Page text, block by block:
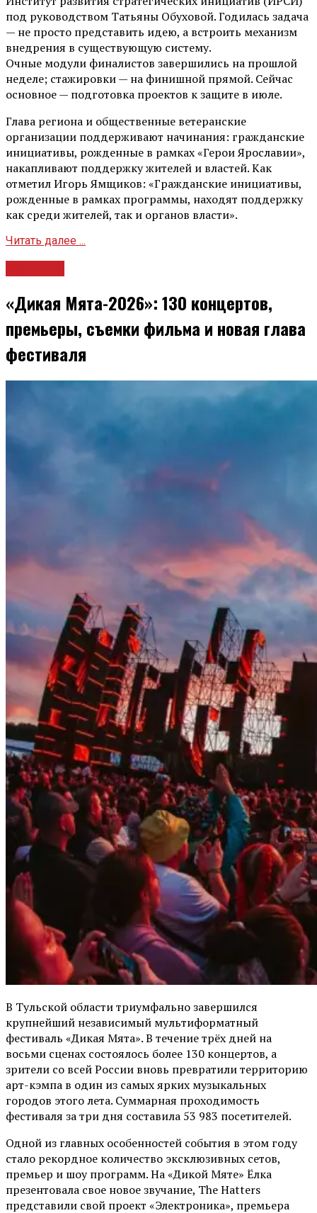
под руководством Татьяны Обуховой. Годилась задача
— не просто представить идею, а встроить механизм
внедрения в существующую систему.
Очные модули финалистов завершились на прошлой
неделе; стажировки — на финишной прямой. Сейчас
основное — подготовка проектов к защите в июле.
Глава региона и общественные ветеранские
организации поддерживают начинания: гражданские
инициативы, рожденные в рамках «Герои Ярославии»,
накапливают поддержку жителей и властей. Как
отметил Игорь Ямщиков: «Гражданские инициативы,
рожденные в рамках программы, находят поддержку
как среди жителей, так и органов власти».
Читать далее ...
«Дикая Мята-2026»: 130 концертов,
премьеры, съемки фильма и новая глава
фестиваля
В Тульской области триумфально завершился
крупнейший независимый мультиформатный
фестиваль «Дикая Мята». В течение трёх дней на
восьми сценах состоялось более 130 концертов, а
зрители со всей России вновь превратили территорию
арт-кэмпа в один из самых ярких музыкальных
городов этого лета. Суммарная проходимость
фестиваля за три дня составила 53 983 посетителей.
Одной из главных особенностей события в этом году
стало рекордное количество эксклюзивных сетов,
премьер и шоу программ. На «Дикой Мяте» Ёлка
презентовала свое новое звучание, The Hatters
представили свой проект «Электроника», премьера